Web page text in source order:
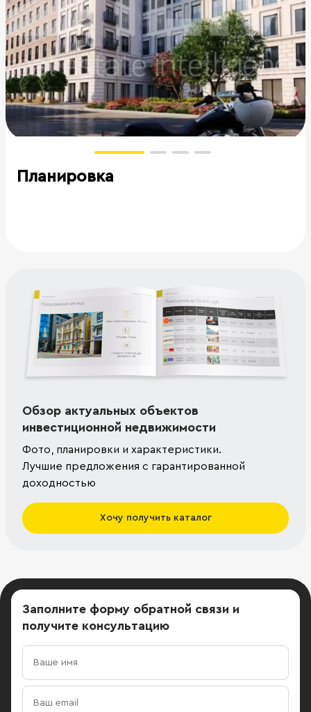
Планировка
Обзор актуальных объектов
инвестиционной недвижимости
Фото, планировки и характеристики.
Лучшие предложения с гарантированной
доходностью
Хочу получить каталог
Заполните форму обратной связи и
получите консультацию